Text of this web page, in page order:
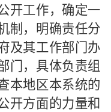
开工作，确定一
制，明确责任分
及其工作部门办
门，具体负责组
本地区本系统的
开方面的力量和